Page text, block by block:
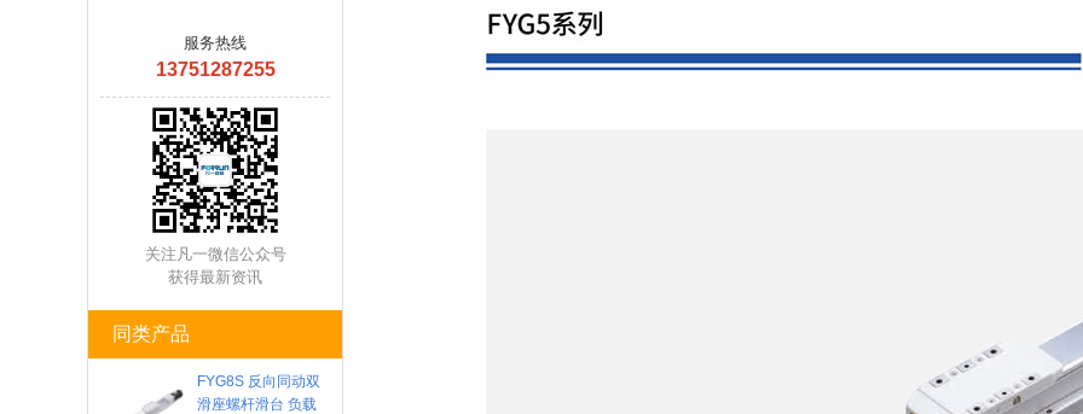
服务热线
13751287255
关注凡一微信公众号
获得最新资讯
同类产品
FYG8S 反向同动双
滑座螺杆滑台 负载